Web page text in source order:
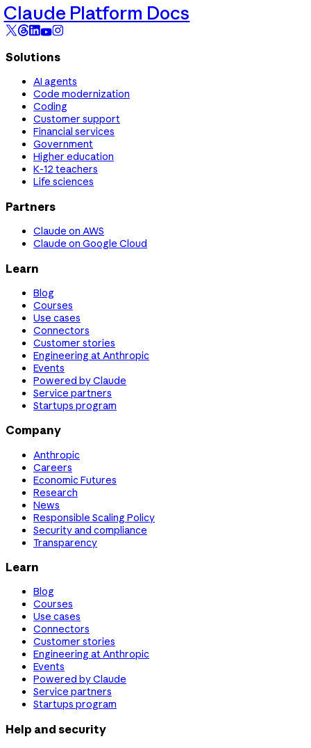
Claude Platform Docs
Solutions
AI agents
Code modernization
Coding
Customer support
Financial services
Government
Higher education
K-12 teachers
Life sciences
Partners
Claude on AWS
Claude on Google Cloud
Learn
Blog
Courses
Use cases
Connectors
Customer stories
Engineering at Anthropic
Events
Powered by Claude
Service partners
Startups program
Company
Anthropic
Careers
Economic Futures
Research
News
Responsible Scaling Policy
Security and compliance
Transparency
Learn
Blog
Courses
Use cases
Connectors
Customer stories
Engineering at Anthropic
Events
Powered by Claude
Service partners
Startups program
Help and security